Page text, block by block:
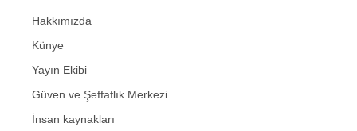
Hakkımızda
Künye
Yayın Ekibi
Güven ve Şeffaflık Merkezi
İnsan kaynakları